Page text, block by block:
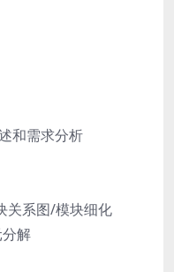
和需求分析
关系图/模块细化
解